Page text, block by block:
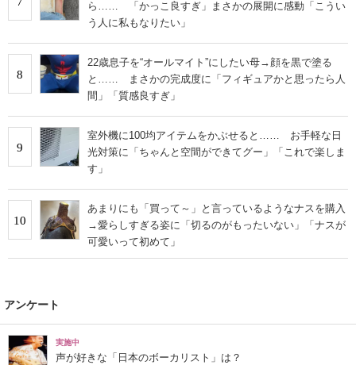
ら…… 「かっこ良すぎ」まさかの展開に感動「こうい
う人に私もなりたい」
8
22歳息子を“オールマイト”にしたい母→顔を黒で塗る
と…… まさかの完成度に「フィギュアかと思ったら人
間」「質感良すぎ」
9
室外機に100均アイテムをかぶせると…… お手軽な日
光対策に「ちゃんと空間ができてグー」「これで楽しま
す」
10
あまりにも「買って～」と言っているようなナスを購入
→愛らしすぎる姿に「切るのがもったいない」「ナスが
可愛いって初めて」
アンケート
実施中
声が好きな「日本のボーカリスト」は？